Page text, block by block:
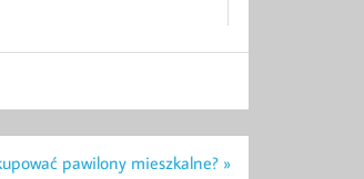
pawilony mieszkalne? »